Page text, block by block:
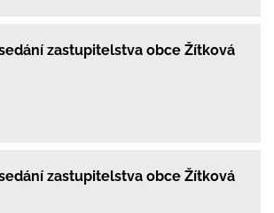
zastupitelstva obce Žítková
zastupitelstva obce Žítková